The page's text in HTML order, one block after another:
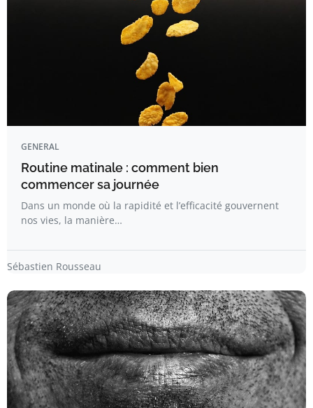
GENERAL
Routine matinale : comment bien
commencer sa journée
Dans un monde où la rapidité et l’efficacité gouvernent
nos vies, la manière…
Sébastien Rousseau